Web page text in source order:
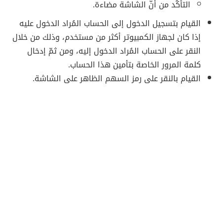
التأكُد من أنّ الشاشة مضاءة.
القيام بتسجيل الدخول إلى الحساب المُراد الدخول عليه
إذا كان لجهاز الكمبيوتر أكثر من مستخدم، وذلك من خلال
النقر على الحساب المُراد الدخول إليه، ومن ثمّ إدخال
كلمة المرور الخاصة بتأمين هذا الحساب.
القيام بالنقر على رمز السهم الظاهر على الشاشة.